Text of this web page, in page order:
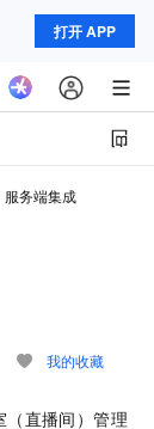
打开 APP
服务端集成
我的收藏
（直播间）管理